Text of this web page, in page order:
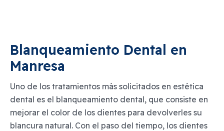
Blanqueamiento Dental en
Manresa
Uno de los tratamientos más solicitados en estética
dental es el blanqueamiento dental, que consiste en
mejorar el color de los dientes para devolverles su
blancura natural. Con el paso del tiempo, los dientes